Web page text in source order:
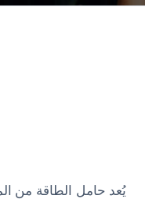
يُعد حامل الطاقة من